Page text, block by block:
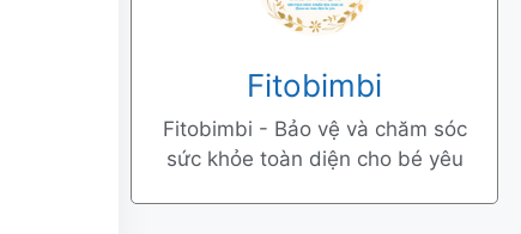
Fitobimbi
Fitobimbi - Bảo vệ và chăm sóc
sức khỏe toàn diện cho bé yêu